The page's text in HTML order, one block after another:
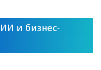
и бизнес-